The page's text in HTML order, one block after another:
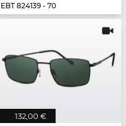
EBT 824139 - 70
132,00 €